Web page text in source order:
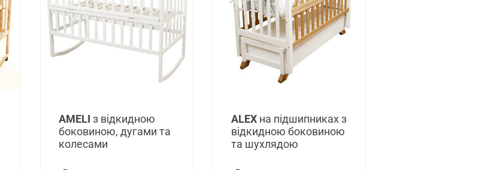
AMELI з відкидною
боковиною, дугами та
колесами
АLEX на підшипниках з
відкидною боковиною
та шухлядою